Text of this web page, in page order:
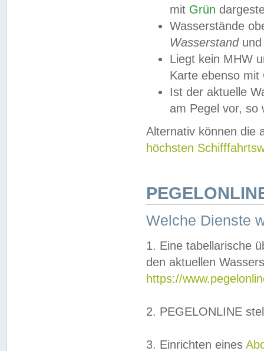
mit Grün
Wasserstände
Wasserstandund
Liegt kein MHW
Karte ebenso mit
Ist der aktuelle
am Pegel vor,
Alternativ können die
höchsten
Welche Dienste
1. Eine tabellarische
den aktuellen
https://
2. PEGELONLINE
3. Einrichten eines